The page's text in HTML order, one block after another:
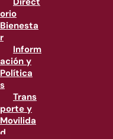
orio
Bienesta
r
Inform
ación y
Política
s
Trans
porte y
Movilida
d